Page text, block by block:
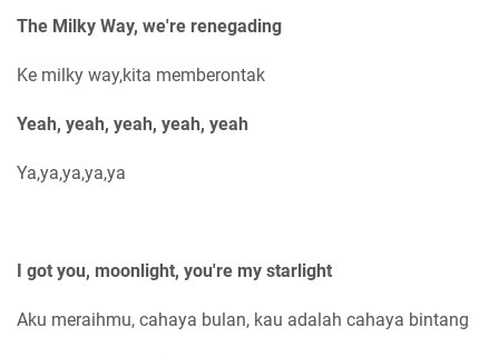
The Milky Way, we're renegading
Ke milky way,kita memberontak
Yeah, yeah, yeah, yeah, yeah
Ya,ya,ya,ya,ya
I got you, moonlight, you're my starlight
Aku meraihmu, cahaya bulan, kau adalah cahaya bintang